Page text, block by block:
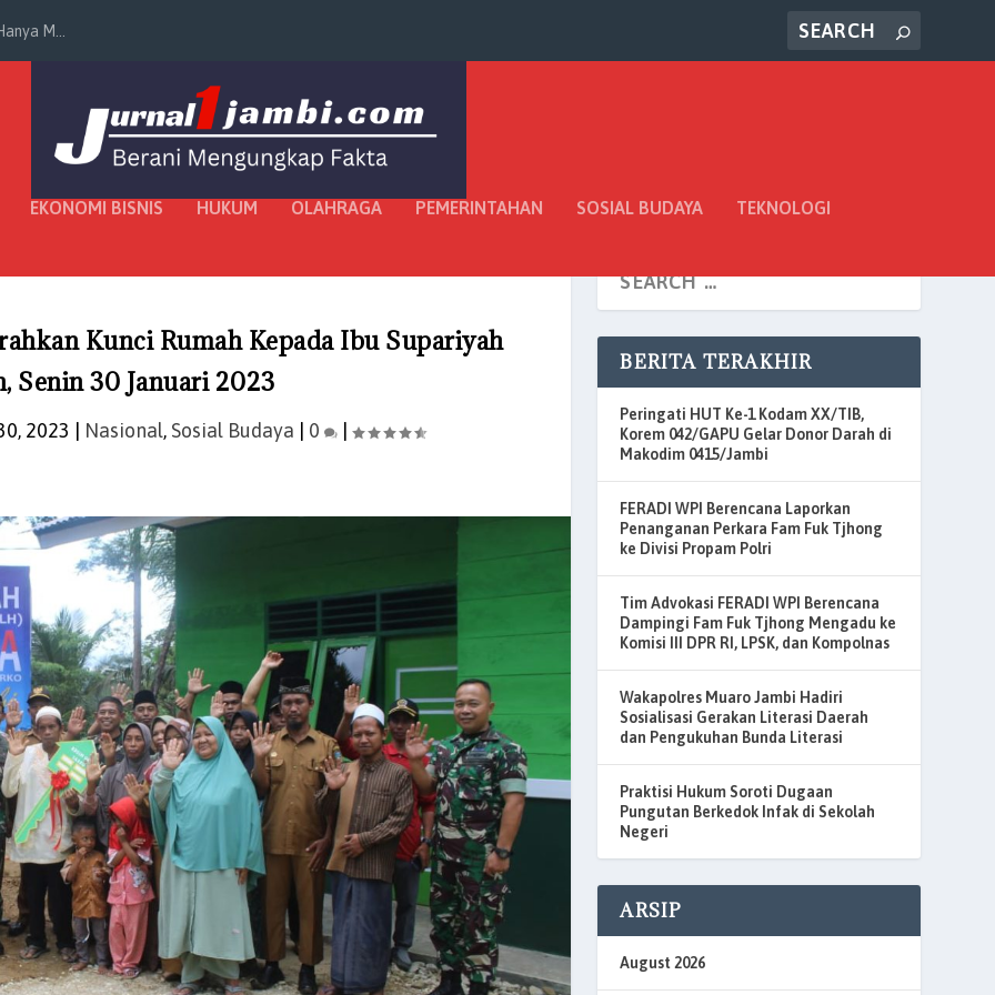
M...
EKONOMI BISNIS HUKUM OLAHRAGA PEMERINTAHAN SOSIAL BUDAYA TEKNOLOGI
Kunci Rumah Kepada Ibu Supariyah
Senin 30 Januari 2023
2023 Nasional, Sosial Budaya 0 |
BERITA TERAKHIR
Peringati HUT Ke-1 Kodam XX/TIB,
Korem 042/GAPU Gelar Donor Darah di
Makodim 0415/Jambi
FERADI WPI Berencana Laporkan
Penanganan Perkara Fam Fuk Tjhong
ke Divisi Propam Polri
Tim Advokasi FERADI WPI Berencana
Dampingi Fam Fuk Tjhong Mengadu ke
Komisi III DPR RI, LPSK, dan Kompolnas
Wakapolres Muaro Jambi Hadiri
Sosialisasi Gerakan Literasi Daerah
dan Pengukuhan Bunda Literasi
Praktisi Hukum Soroti Dugaan
Pungutan Berkedok Infak di Sekolah
Negeri
ARSIP
August 2026